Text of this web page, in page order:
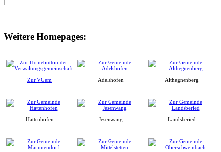
Weitere Homepages:
Zur VGem Adelshofen Althegnenberg
Hattenhofen Jesenwang Landsberied